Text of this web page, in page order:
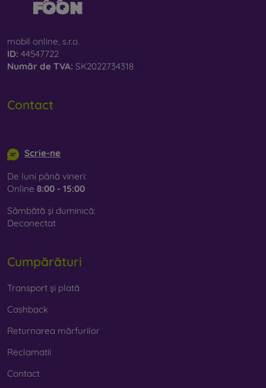
mobil online, s.r.o.
ID: 44547722
Număr de TVA: SK2022734318
Contact
Scrie-ne
De luni până vineri:
Online 8:00 - 15:00
Sâmbătă și duminică:
Deconectat
Cumpărături
Transport și plată
Cashback
Returnarea mărfurilor
Reclamatii
Contact